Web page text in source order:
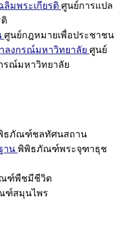
ลิมพระเกียรติ ศูนย์การแปล
ติ
ศูนย์กฎหมายเพื่อประชาชน
ลงกรณ์มหาวิทยาลัย ศูนย์
รณ์มหาวิทยาลัย
ธภัณฑ์ชลทัศนสถาน
าน พิพิธภัณฑ์พระจุฑาธุช
ฑ์พืชมีชีวิต
ฑ์สมุนไพร